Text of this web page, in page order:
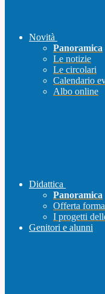
Novità
Panoramica
Le notizie
Le circolari
Calendario
Albo online
Didattica
Panoramica
Offerta
I progetti
Genitori e alunni